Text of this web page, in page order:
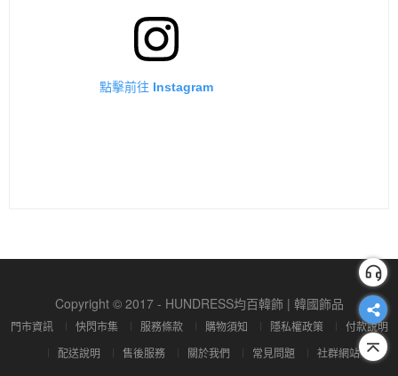
點擊前往 Instagram
Copyright © 2017 - HUNDRESS均百韓飾 | 韓國飾品
門市資訊 快閃市集 服務條款 購物須知 隱私權政策
付款說明
配送說明
售後服務 關於我們 常見問題 社群網站